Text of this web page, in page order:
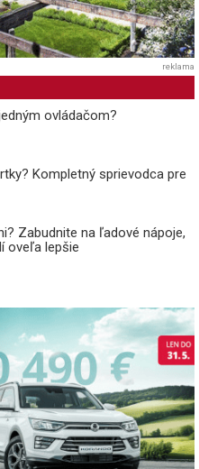
reklama
ovládačom?
Kompletný sprievodca pre
Zabudnite na ľadové nápoje,
oveľa lepšie